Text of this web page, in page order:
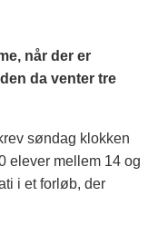
når der er
da venter tre
søndag klokken
elever mellem 14 og
i et forløb, der